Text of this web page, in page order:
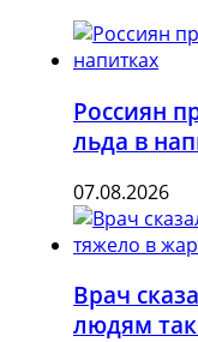
Россиян
льда в
07.08.2026
Врач
людям